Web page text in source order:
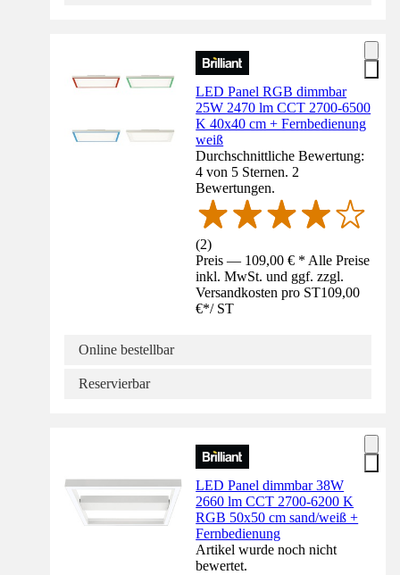
LED Panel RGB dimmbar
25W 2470 lm CCT 2700-6500
K 40x40 cm + Fernbedienung
weiß
Durchschnittliche Bewertung:
4 von 5 Sternen. 2
Bewertungen.
(2)
Preis — 109,00 € * Alle Preise
inkl. MwSt. und ggf. zzgl.
Versandkosten pro ST109,00
€*/ ST
Online bestellbar
Reservierbar
LED Panel dimmbar 38W
2660 lm CCT 2700-6200 K
RGB 50x50 cm sand/weiß +
Fernbedienung
Artikel wurde noch nicht
bewertet.